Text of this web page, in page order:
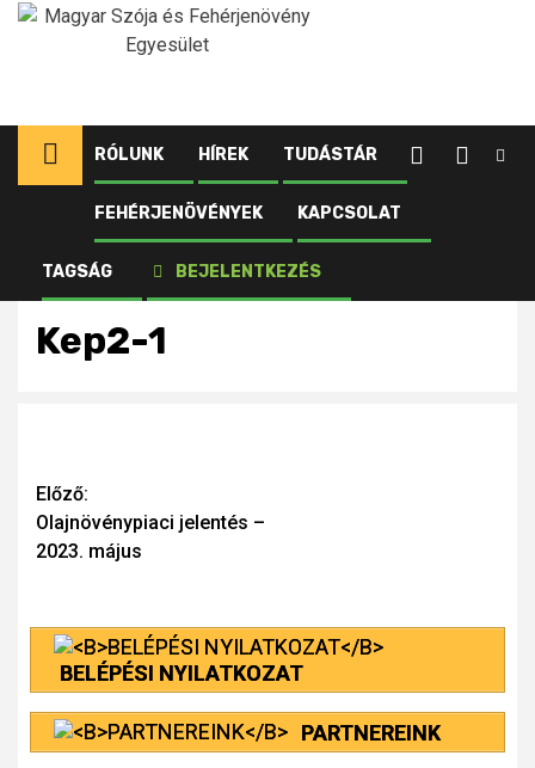
Ugrás
RÓLUNK HÍREK TUDÁSTÁR
FEHÉRJENÖVÉNYEK KAPCSOLAT
TAGSÁG BEJELENTKEZÉS
Kezdőlap
Újdonságok
Kep2-1
Continue
Reading
Előző:
Olajnövénypiaci jelentés –
2023. május
BELÉPÉSI NYILATKOZAT
PARTNEREINK